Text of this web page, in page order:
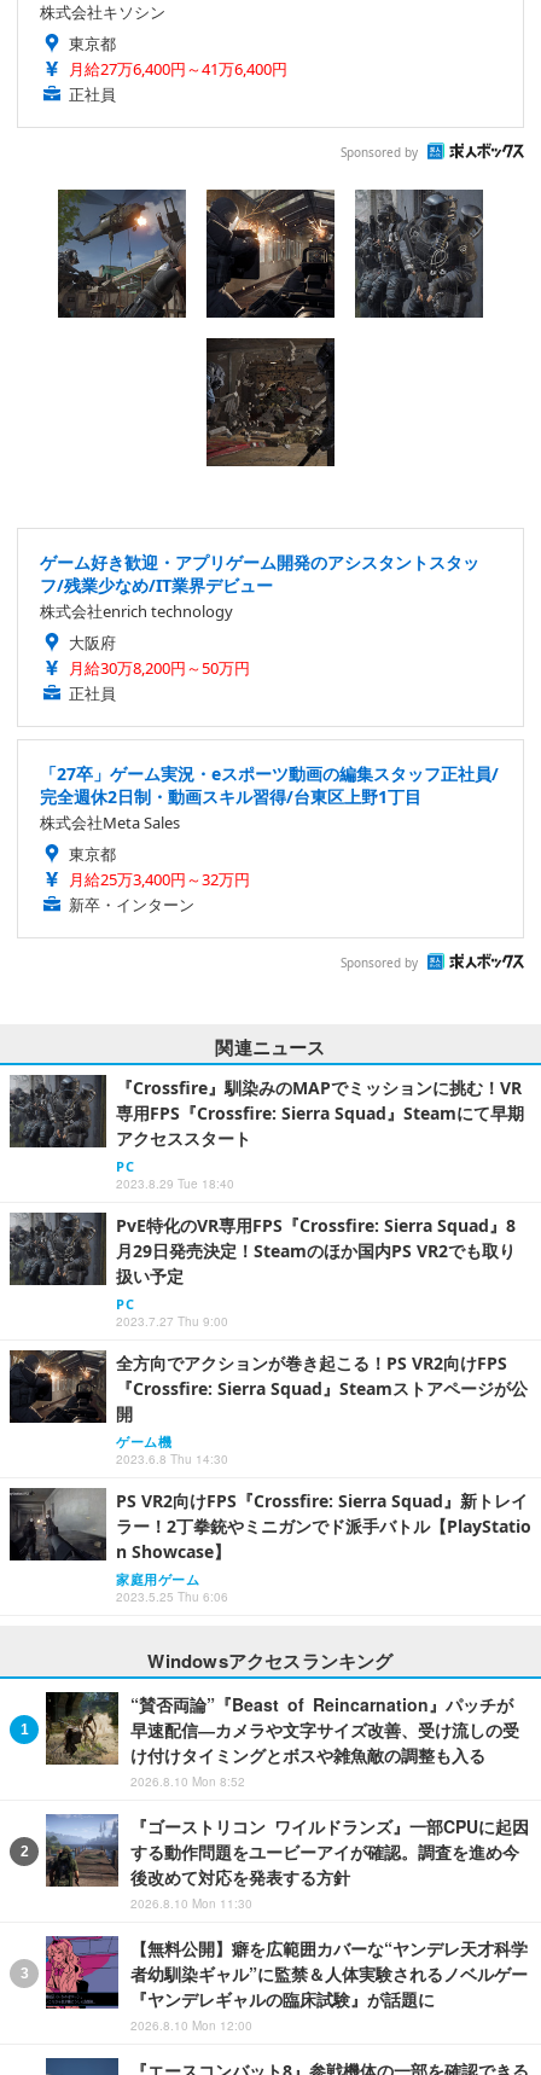
株式会社キソシン
東京都
月給27万6,400円～41万6,400円
正社員
Sponsored by
ゲーム好き歓迎・アプリゲーム開発のアシスタントスタッ
フ/残業少なめ/IT業界デビュー
株式会社enrich technology
大阪府
月給30万8,200円～50万円
正社員
「27卒」ゲーム実況・eスポーツ動画の編集スタッフ正社員/
完全週休2日制・動画スキル習得/台東区上野1丁目
株式会社Meta Sales
東京都
月給25万3,400円～32万円
新卒・インターン
Sponsored by
関連ニュース
『Crossfire』馴染みのMAPでミッションに挑む！VR
専用FPS『Crossfire: Sierra Squad』Steamにて早期
アクセススタート
PC
2023.8.29 Tue 18:40
PvE特化のVR専用FPS『Crossfire: Sierra Squad』8
月29日発売決定！Steamのほか国内PS VR2でも取り
扱い予定
PC
2023.7.27 Thu 9:00
全方向でアクションが巻き起こる！PS VR2向けFPS
『Crossfire: Sierra Squad』Steamストアページが公
開
ゲーム機
2023.6.8 Thu 14:30
PS VR2向けFPS『Crossfire: Sierra Squad』新トレイ
ラー！2丁拳銃やミニガンでド派手バトル【PlayStatio
n Showcase】
家庭用ゲーム
2023.5.25 Thu 6:06
Windowsアクセスランキング
“賛否両論”『Beast of Reincarnation』パッチが
早速配信―カメラや文字サイズ改善、受け流しの受
け付けタイミングとボスや雑魚敵の調整も入る
2026.8.10 Mon 8:52
『ゴーストリコン ワイルドランズ』一部CPUに起因
する動作問題をユービーアイが確認。調査を進め今
後改めて対応を発表する方針
2026.8.10 Mon 11:30
【無料公開】癖を広範囲カバーな“ヤンデレ天才科学
者幼馴染ギャル”に監禁＆人体実験されるノベルゲー
『ヤンデレギャルの臨床試験』が話題に
2026.8.10 Mon 12:00